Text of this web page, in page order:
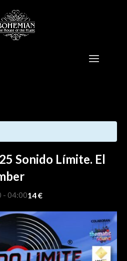
Sonido Límite. El
- 04:0014 €